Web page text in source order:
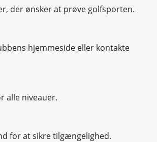
der ønsker at prøve golfsporten.
hjemmeside eller kontakte
alle niveauer.
for at sikre tilgængelighed.